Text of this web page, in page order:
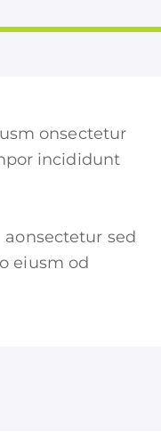
onsectetur
incididunt
sed
eiusm od